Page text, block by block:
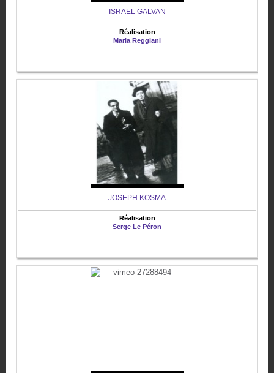
ISRAEL GALVAN
Réalisation
Maria Reggiani
JOSEPH KOSMA
Réalisation
Serge Le Péron